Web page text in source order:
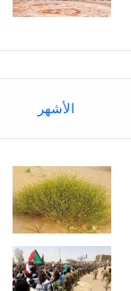
الأشهر